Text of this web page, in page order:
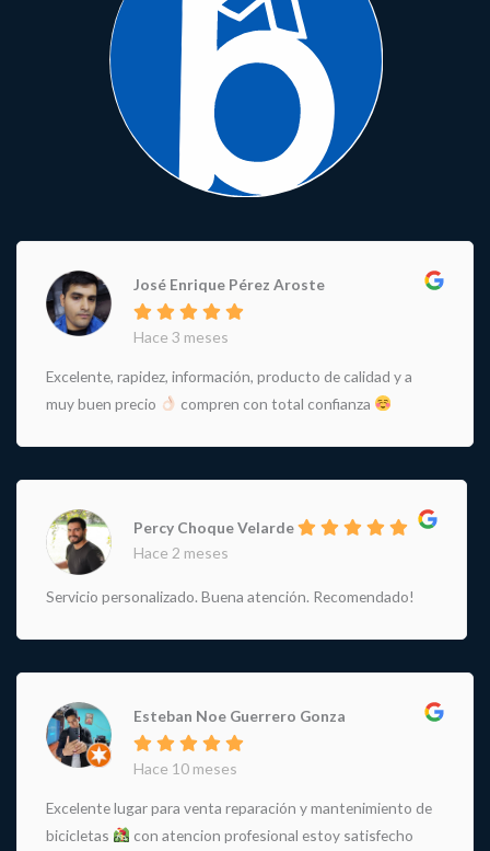
José Enrique Pérez Aroste
Hace 3 meses
Excelente, rapidez, información, producto de calidad y a
muy buen precio
compren con total confianza
Percy Choque Velarde
Hace 2 meses
Servicio personalizado. Buena atención. Recomendado!
Esteban Noe Guerrero Gonza
Hace 10 meses
Excelente lugar para venta reparación y mantenimiento de
bicicletas
con atencion profesional estoy satisfecho